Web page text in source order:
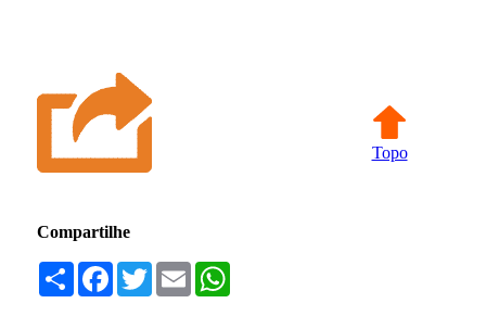
Topo
Compartilhe
Compartilhar
Facebook
TwitterEmail